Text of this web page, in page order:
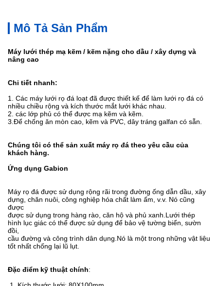
Mô Tả Sản Phẩm
Máy lưới thép mạ kẽm / kẽm nặng cho dầu / xây dựng và
nâng cao
Chi tiết nhanh:
1. Các máy lưới rọ đá loạt đã được thiết kế để làm lưới rọ đá có
nhiều chiều rộng và kích thước mắt lưới khác nhau.
2. các lớp phủ có thể được mạ kẽm và kẽm.
3.Để chống ăn mòn cao, kẽm và PVC, dây tráng galfan có sẵn.
Chúng tôi có thể sản xuất máy rọ đá theo yêu cầu của
khách hàng.
Ứng dụng Gabion
Máy rọ đá được sử dụng rộng rãi trong đường ống dẫn dầu, xây
dựng, chăn nuôi, công nghiệp hóa chất làm ấm, v.v. Nó cũng
được
được sử dụng trong hàng rào, căn hộ và phủ xanh.Lưới thép
hình lục giác có thể được sử dụng để bảo vệ tường biển, sườn
đồi,
cầu đường và công trình dân dụng.Nó là một trong những vật liệu
tốt nhất chống lại lũ lụt.
Đặc điểm kỹ thuật chính: